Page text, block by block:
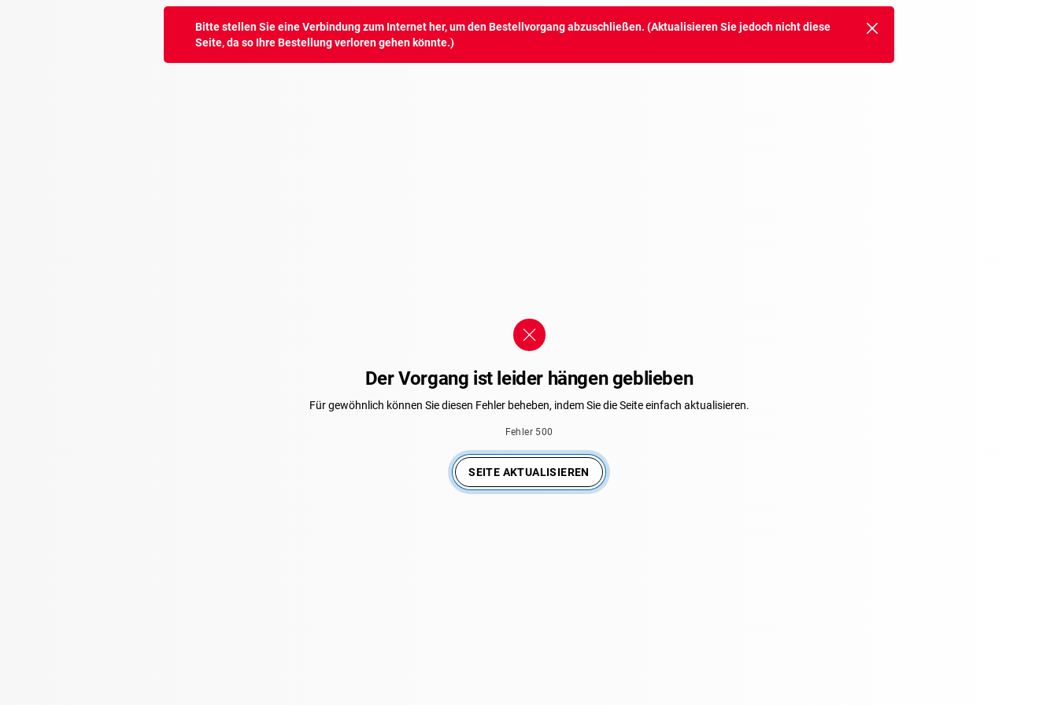
Bitte stellen Sie eine Verbindung zum Internet her, um den Bestellvorgang abzuschließen. (Aktualisieren Sie jedoch nicht diese
Seite, da so Ihre Bestellung verloren gehen könnte.)
Der Vorgang ist leider hängen geblieben
Für gewöhnlich können Sie diesen Fehler beheben, indem Sie die Seite einfach aktualisieren.
Fehler 500
SEITE AKTUALISIEREN